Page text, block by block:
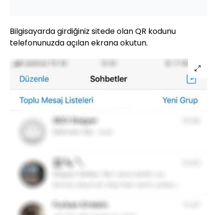
Bilgisayarda girdiğiniz sitede olan QR kodunu
telefonunuzda açılan ekrana okutun.